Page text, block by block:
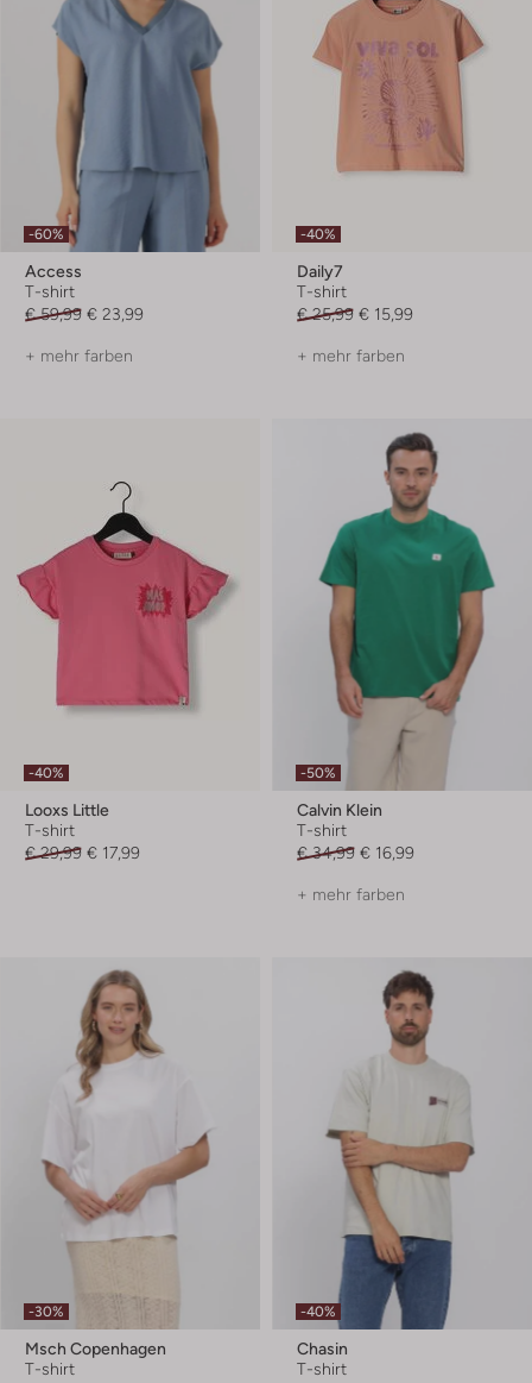
-60%
Access
T-shirt
€ 59,99 € 23,99
+ mehr farben
-40%
Daily7
T-shirt
€ 25,99 € 15,99
+ mehr farben
-40%
Looxs Little
T-shirt
€ 29,99 € 17,99
-50%
Calvin Klein
T-shirt
€ 34,99 € 16,99
+ mehr farben
-30%
Msch Copenhagen
T-shirt
-40%
Chasin
T-shirt